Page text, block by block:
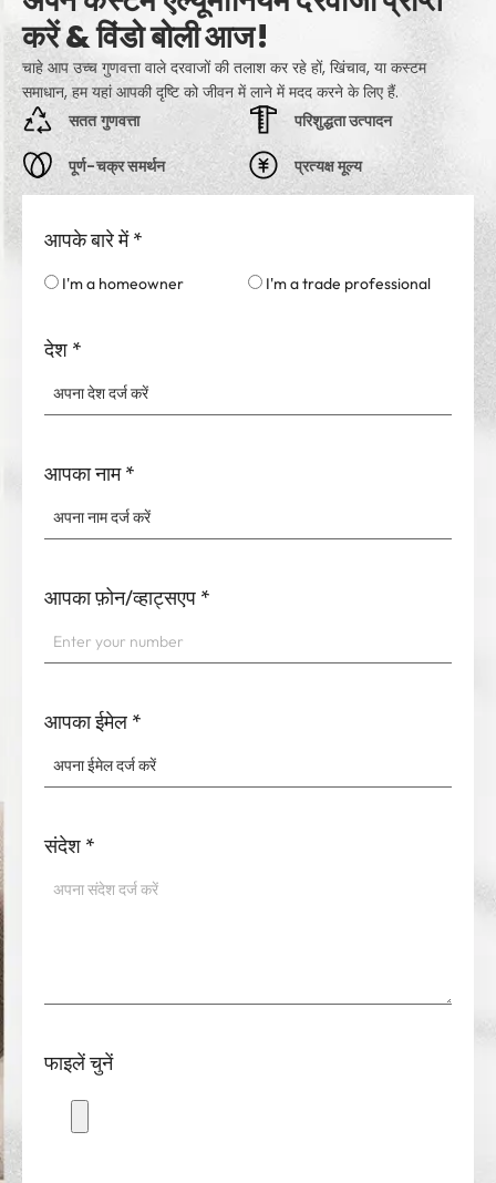
करें & विंडो बोली आज!
चाहे आप उच्च गुणवत्ता वाले दरवाजों की तलाश कर रहे हों, खिंचाव, या कस्टम
समाधान, हम यहां आपकी दृष्टि को जीवन में लाने में मदद करने के लिए हैं.
सतत गुणवत्ता
पूर्ण-चक्र समर्थन
परिशुद्धता उत्पादन
प्रत्यक्ष मूल्य
आपके बारे में *
I'm a homeowner I'm a trade professional
देश *
आपका नाम *
आपका फ़ोन/व्हाट्सएप *
आपका ईमेल *
संदेश *
फाइलें चुनें